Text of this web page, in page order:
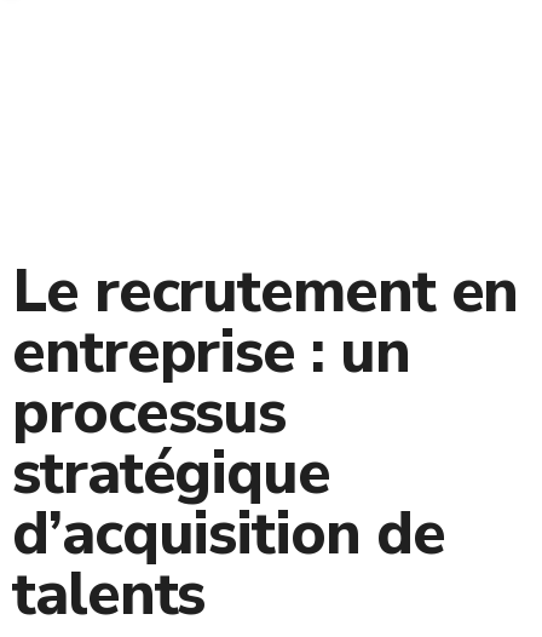
Le recrutement en
entreprise : un
processus
stratégique
d’acquisition de
talents